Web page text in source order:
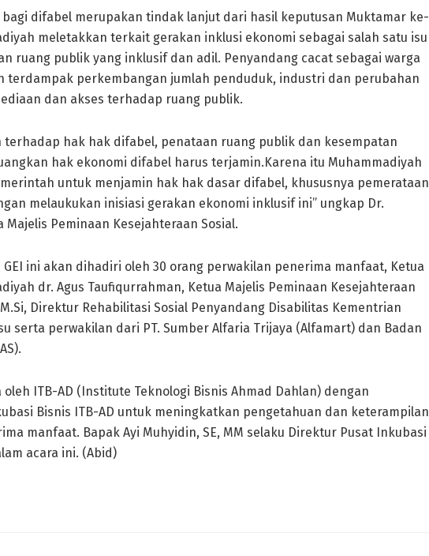
bagi difabel merupakan tindak lanjut dari hasil keputusan Muktamar ke-
meletakkan terkait gerakan inklusi ekonomi sebagai salah satu isu
ruang publik yang inklusif dan adil. Penyandang cacat sebagai warga
terdampak perkembangan jumlah penduduk, industri dan perubahan
dan akses terhadap ruang publik.
terhadap hak hak difabel, penataan ruang publik dan kesempatan
hak ekonomi difabel harus terjamin.Karena itu Muhammadiyah
untuk menjamin hak hak dasar difabel, khususnya pemerataan
melaukukan inisiasi gerakan ekonomi inklusif ini” ungkap Dr.
Majelis Peminaan Kesejahteraan Sosial.
ini akan dihadiri oleh 30 orang perwakilan penerima manfaat, Ketua
dr. Agus Taufiqurrahman, Ketua Majelis Peminaan Kesejahteraan
Direktur Rehabilitasi Sosial Penyandang Disabilitas Kementrian
serta perwakilan dari PT. Sumber Alfaria Trijaya (Alfamart) dan Badan
ITB-AD (Institute Teknologi Bisnis Ahmad Dahlan) dengan
Bisnis ITB-AD untuk meningkatkan pengetahuan dan keterampilan
manfaat. Bapak Ayi Muhyidin, SE, MM selaku Direktur Pusat Inkubasi
acara ini. (Abid)